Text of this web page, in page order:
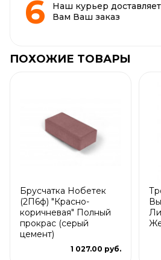
Наш курьер доставляет
Вам Ваш заказ
ПОХОЖИЕ ТОВАРЫ
Брусчатка Нобетек
(2П6ф) "Красно-
коричневая" Полный
прокрас (серый
цемент)
1 027.00 руб.